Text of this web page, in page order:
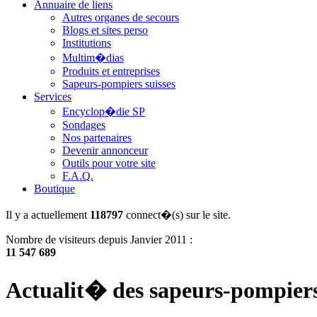
Annuaire de liens
Autres organes de secours
Blogs et sites perso
Institutions
Multim�dias
Produits et entreprises
Sapeurs-pompiers suisses
Services
Encyclop�die SP
Sondages
Nos partenaires
Devenir annonceur
Outils pour votre site
F.A.Q.
Boutique
Il y a actuellement 118797 connect�(s) sur le site.
Nombre de visiteurs depuis Janvier 2011 :
11 547 689
Actualit� des sapeurs-